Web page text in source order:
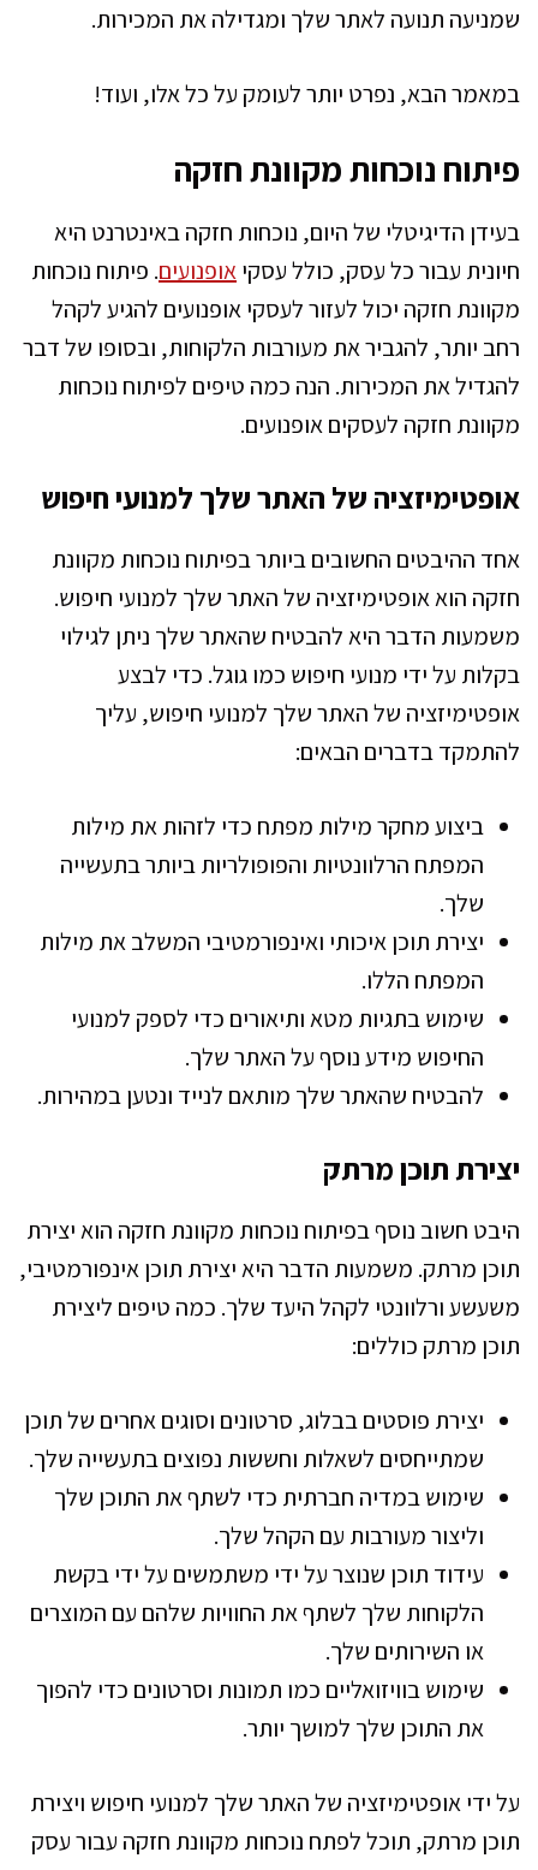
שמניעה תנועה לאתר שלך ומגדילה את המכירות.
במאמר הבא, נפרט יותר לעומק על כל אלו, ועוד!
פיתוח נוכחות מקוונת חזקה
בעידן הדיגיטלי של היום, נוכחות חזקה באינטרנט היא
חיונית עבור כל עסק, כולל עסקיאופנועים. פיתוח נוכחות
מקוונת חזקה יכול לעזור לעסקי אופנועים להגיע לקהל
רחב יותר, להגביר את מעורבות הלקוחות, ובסופו של דבר
להגדיל את המכירות. הנה כמה טיפים לפיתוח נוכחות
מקוונת חזקה לעסקים אופנועים.
אופטימיזציה של האתר שלך למנועי חיפוש
אחד ההיבטים החשובים ביותר בפיתוח נוכחות מקוונת
חזקה הוא אופטימיזציה של האתר שלך למנועי חיפוש.
משמעות הדבר היא להבטיח שהאתר שלך ניתן לגילוי
בקלות על ידי מנועי חיפוש כמו גוגל. כדי לבצע
אופטימיזציה של האתר שלך למנועי חיפוש, עליך
להתמקד בדברים הבאים:
ביצוע מחקר מילות מפתח כדי לזהות את מילות
המפתח הרלוונטיות והפופולריות ביותר בתעשייה
שלך.
יצירת תוכן איכותי ואינפורמטיבי המשלב את מילות
המפתח הללו.
שימוש בתגיות מטא ותיאורים כדי לספק למנועי
החיפוש מידע נוסף על האתר שלך.
להבטיח שהאתר שלך מותאם לנייד ונטען במהירות.
יצירת תוכן מרתק
היבט חשוב נוסף בפיתוח נוכחות מקוונת חזקה הוא יצירת
תוכן מרתק. משמעות הדבר היא יצירת תוכן אינפורמטיבי,
משעשע ורלוונטי לקהל היעד שלך. כמה טיפים ליצירת
תוכן מרתק כוללים:
יצירת פוסטים בבלוג, סרטונים וסוגים אחרים של תוכן
שמתייחסים לשאלות וחששות נפוצים בתעשייה שלך.
שימוש במדיה חברתית כדי לשתף את התוכן שלך
וליצור מעורבות עם הקהל שלך.
עידוד תוכן שנוצר על ידי משתמשים על ידי בקשת
הלקוחות שלך לשתף את החוויות שלהם עם המוצרים
או השירותים שלך.
שימוש בוויזואליים כמו תמונות וסרטונים כדי להפוך
את התוכן שלך למושך יותר.
על ידי אופטימיזציה של האתר שלך למנועי חיפוש ויצירת
תוכן מרתק, תוכל לפתח נוכחות מקוונת חזקה עבור עסק